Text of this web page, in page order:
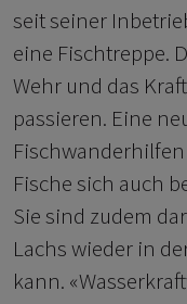
seit seiner
eine Fischtreppe.
Wehr und das
passieren. Eine
Fische sich auch
Sie sind zudem
Lachs wieder in
kann.